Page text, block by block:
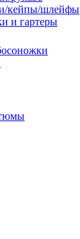
кейпы/шлейфы
и гартеры